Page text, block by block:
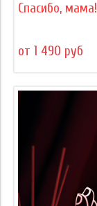
Спасибо, мама!
от 1 490 руб